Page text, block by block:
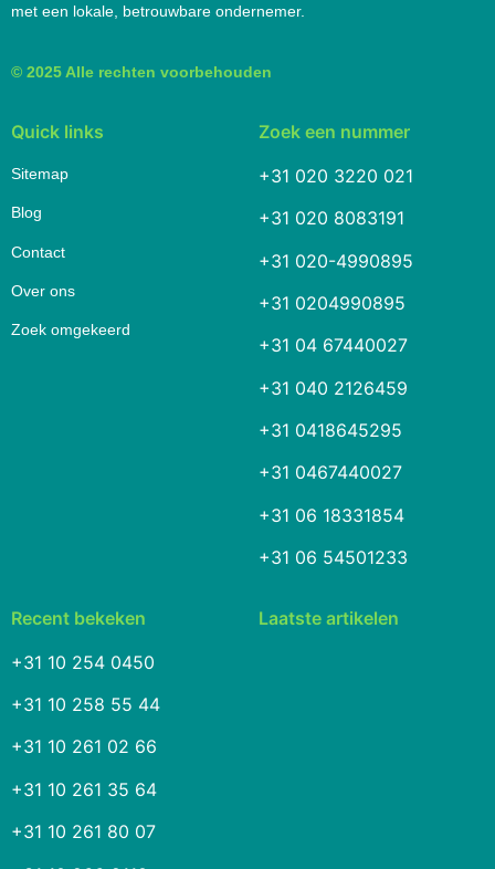
met een lokale, betrouwbare ondernemer.
© 2025 Alle rechten voorbehouden
Quick links
Sitemap
Blog
Contact
Over ons
Zoek omgekeerd
Zoek een nummer
+31 020 3220 021
+31 020 8083191
+31 020-4990895
+31 0204990895
+31 04 67440027
+31 040 2126459
+31 0418645295
+31 0467440027
+31 06 18331854
+31 06 54501233
Recent bekeken
+31 10 254 0450
+31 10 258 55 44
+31 10 261 02 66
+31 10 261 35 64
+31 10 261 80 07
Laatste artikelen